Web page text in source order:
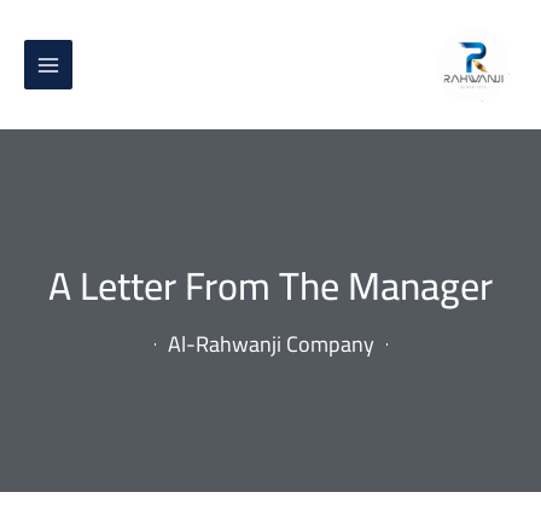
A Letter From The Manager
Al-Rahwanji Company